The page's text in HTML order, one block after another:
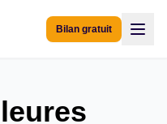
Bilan gratuit